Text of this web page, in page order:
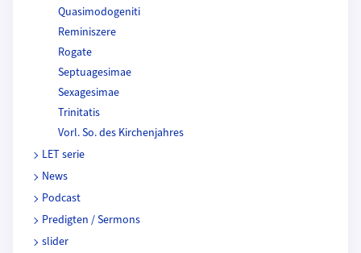
Quasimodogeniti
Reminiszere
Rogate
Septuagesimae
Sexagesimae
Trinitatis
Vorl. So. des Kirchenjahres
LET serie
News
Podcast
Predigten / Sermons
slider